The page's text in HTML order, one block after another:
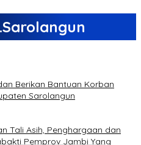
Berikan Bantuan Korban
Sarolangun
Tali Asih, Penghargaan dan
Pemprov Jambi Yang